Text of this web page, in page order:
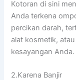
Kotoran dі ѕіnі
Andа terkena
percikan darah,
alat kosmetik,
kesayangan Anda.
2.Karena Banjir